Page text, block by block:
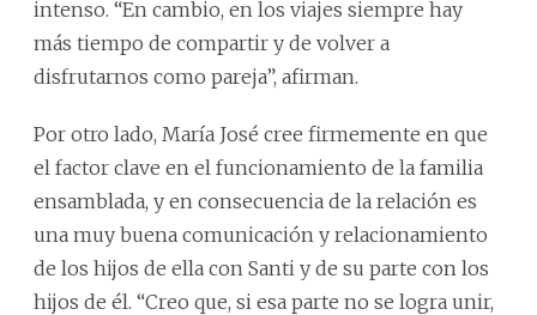
intenso. “En cambio, en los viajes siempre hay
más tiempo de compartir y de volver a
disfrutarnos como pareja”, afirman.
Por otro lado, María José cree firmemente en que
el factor clave en el funcionamiento de la familia
ensamblada, y en consecuencia de la relación es
una muy buena comunicación y relacionamiento
de los hijos de ella con Santi y de su parte con los
hijos de él. “Creo que, si esa parte no se logra unir,